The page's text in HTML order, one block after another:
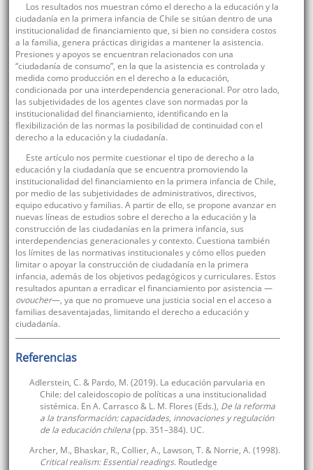
Los resultados nos muestran cómo el derecho a la educación y la
ciudadanía en la primera infancia de Chile se sitúan dentro de una
institucionalidad de financiamiento que, si bien no considera costos
a la familia, genera prácticas dirigidas a mantener la asistencia.
Presiones y apoyos se encuentran relacionados con una
“ciudadanía de consumo”, en la que la asistencia es controlada y
medida como producción en el derecho a la educación,
condicionada por una interdependencia generacional. Por otro lado,
las subjetividades de los agentes clave son normadas por la
institucionalidad del financiamiento, identificando en la
flexibilización de las normas la posibilidad de continuidad con el
derecho a la educación y la ciudadanía.
Este artículo nos permite cuestionar el tipo de derecho a la
educación y la ciudadanía que se encuentra promoviendo la
institucionalidad del financiamiento en la primera infancia de Chile,
por medio de las subjetividades de administrativos, directivos,
equipo educativo y familias. A partir de ello, se propone avanzar en
nuevas líneas de estudios sobre el derecho a la educación y la
construcción de las ciudadanías en la primera infancia, sus
interdependencias generacionales y contexto. Cuestiona también
los límites de las normativas institucionales y cómo ellos pueden
limitar o apoyar la construcción de ciudadanía en la primera
infancia, además de los objetivos pedagógicos y curriculares. Estos
resultados apuntan a erradicar el financiamiento por asistencia —
ovoucher—, ya que no promueve una justicia social en el acceso a
familias desaventajadas, limitando el derecho a educación y
ciudadanía.
Referencias
Adlerstein, C. & Pardo, M. (2019). La educación parvularia en
Chile: del caleidoscopio de políticas a una institucionalidad
sistémica. En A. Carrasco & L. M. Flores (Eds.), De la reforma
a la transformación: capacidades, innovaciones y regulación
de la educación chilena(pp. 351–384). UC.
Archer, M., Bhaskar, R., Collier, A., Lawson, T. & Norrie, A. (1998).
Critical realism: Essential readings. Routledge